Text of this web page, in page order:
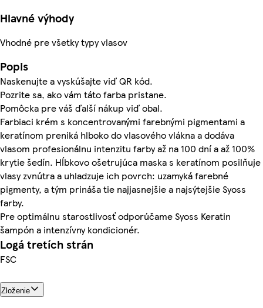
Hlavné výhody
Vhodné pre všetky typy vlasov
Popis
Naskenujte a vyskúšajte viď QR kód.
Pozrite sa, ako vám táto farba pristane.
Pomôcka pre váš ďalší nákup viď obal.
Farbiaci krém s koncentrovanými farebnými pigmentami a
keratínom preniká hlboko do vlasového vlákna a dodáva
vlasom profesionálnu intenzitu farby až na 100 dní a až 100%
krytie šedín. Hĺbkovo ošetrujúca maska s keratínom posilňuje
vlasy zvnútra a uhladzuje ich povrch: uzamyká farebné
pigmenty, a tým prináša tie najjasnejšie a najsýtejšie Syoss
farby.
Pre optimálnu starostlivosť odporúčame Syoss Keratin
šampón a intenzívny kondicionér.
Logá tretích strán
FSC
Zloženie